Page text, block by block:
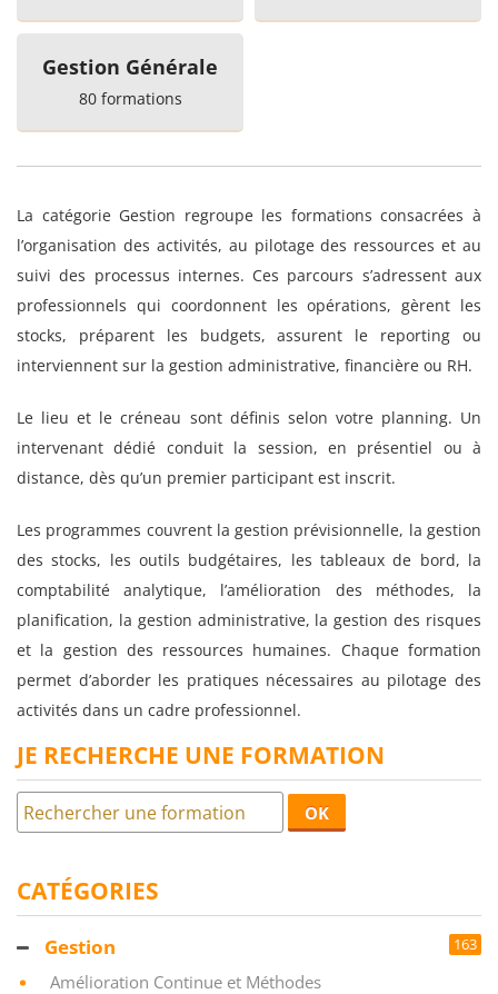
Gestion Générale
80 formations
La catégorie Gestion regroupe les formations consacrées à
l’organisation des activités, au pilotage des ressources et au
suivi des processus internes. Ces parcours s’adressent aux
professionnels qui coordonnent les opérations, gèrent les
stocks, préparent les budgets, assurent le reporting ou
interviennent sur la gestion administrative, financière ou RH.
Le lieu et le créneau sont définis selon votre planning. Un
intervenant dédié conduit la session, en présentiel ou à
distance, dès qu’un premier participant est inscrit.
Les programmes couvrent la gestion prévisionnelle, la gestion
des stocks, les outils budgétaires, les tableaux de bord, la
comptabilité analytique, l’amélioration des méthodes, la
planification, la gestion administrative, la gestion des risques
et la gestion des ressources humaines. Chaque formation
permet d’aborder les pratiques nécessaires au pilotage des
activités dans un cadre professionnel.
JE RECHERCHE UNE FORMATION
OK
CATÉGORIES
Gestion 163
Amélioration Continue et Méthodes